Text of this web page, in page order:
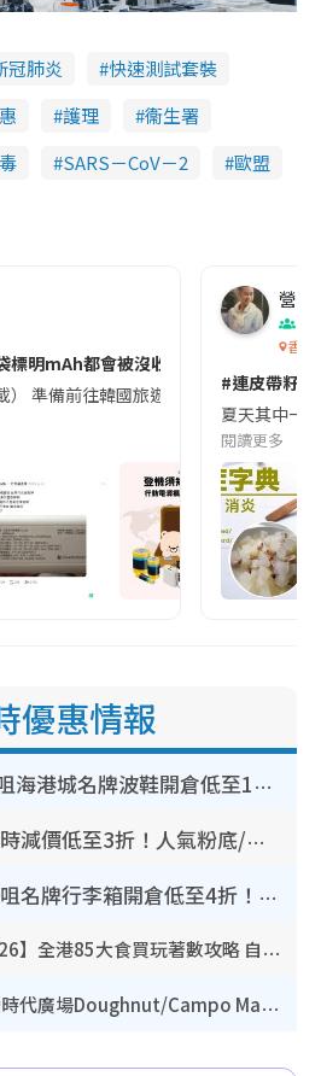
冠肺炎
快速測試套裝
護理
衞生署
SARS－CoV－2 歐盟
標明mAh都會被沒收😱出發前切記檢查
） 準備前往韓國旅遊的民眾，近期要
營養
香港
#連皮帶籽
夏天其中一
閱讀更多
優惠情報
開倉優惠 | 尖沙咀海港城名牌波鞋開倉低至1折！On鞋$899起／Joy&Peace鞋履$98起
CHANEL美妝限時減價低至3折！人氣粉底/唇膏/精華液低至$275！COCO香水都有平
開倉優惠｜尖沙咀名牌行李箱開倉低至4折！一連5日 American Tourister/ace./Hallmark $200起！
【8月生日優惠2026】全港85大食買玩著數攻略 自助餐/火鍋放題同行免費＋誠品/DONKI送現金券
開倉優惠｜銅鑼灣時代廣場Doughnut/Campo Marzio開倉低至1折！背囊、書包、手袋劈價$200起